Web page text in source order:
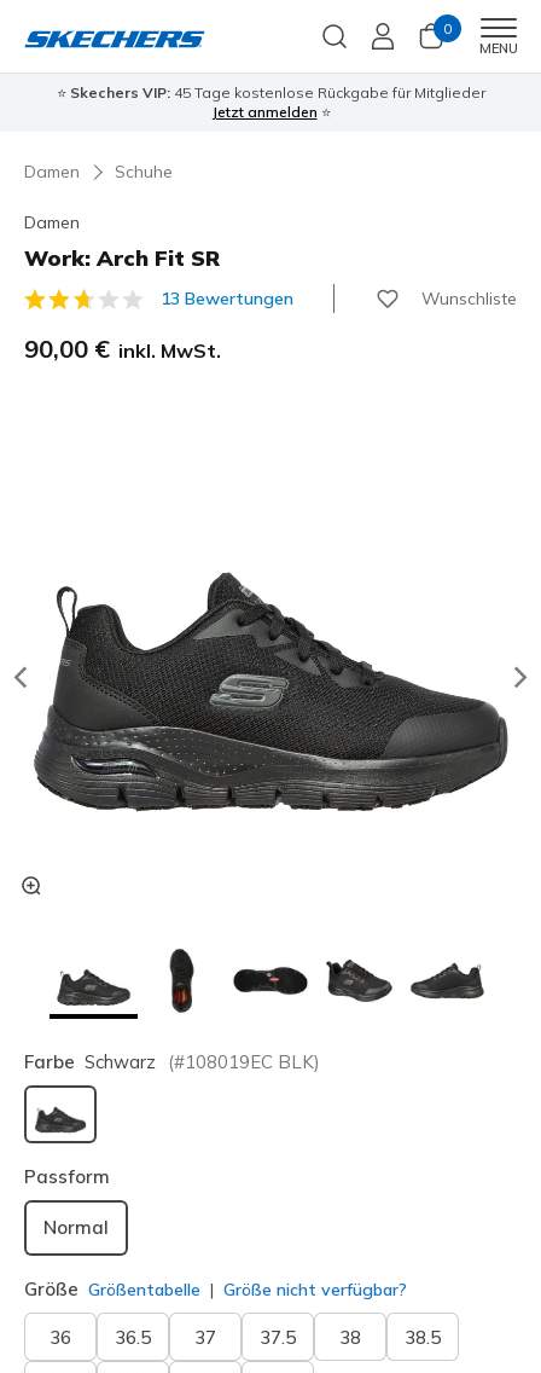
0
MENU
⭐ Skechers VIP:45 Tage kostenlose Rückgabe für Mitglieder
Jetzt anmelden ⭐
Damen Schuhe
Damen
Work: Arch Fit SR
5 von 5 Kundenbewertungen
13 Bewertungen Wunschliste
90,00 € inkl. MwSt.
Farbe Schwarz (#108019EC BLK)
ausgewählt
Passform
Normal
Größe Größentabelle Größe nicht verfügbar?
36 36.5 37 37.5 38 38.5